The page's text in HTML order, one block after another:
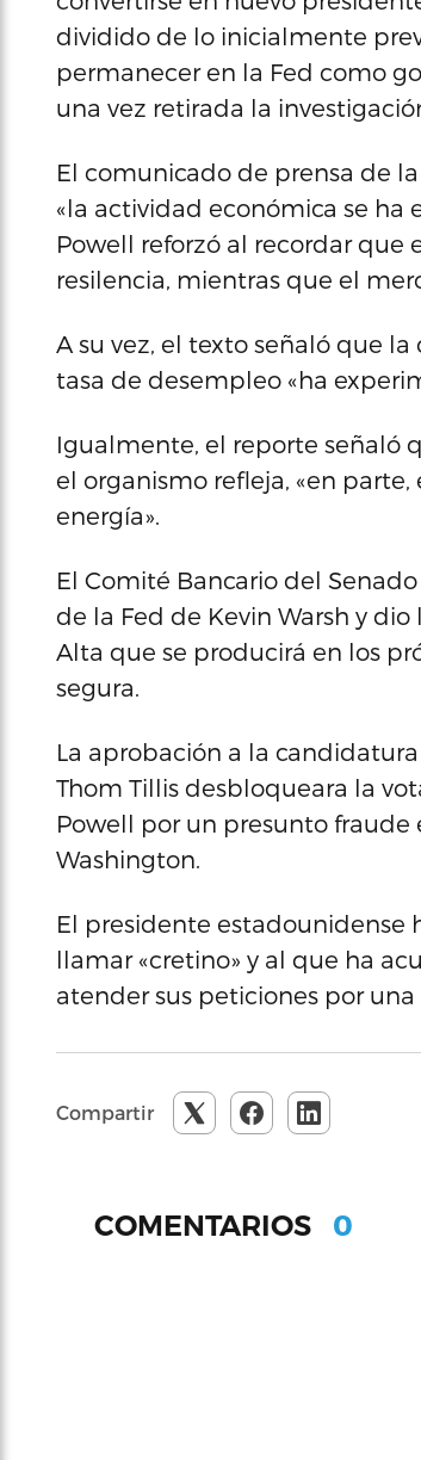
dividido de lo inicialmente
permanecer en la Fed como
una vez retirada la
El comunicado de prensa de
«la actividad económica se ha
Powell reforzó al recordar que
resilencia, mientras que el
A su vez, el texto señaló que
tasa de desempleo «ha
Igualmente, el reporte señaló
el organismo refleja, «en
energía».
El Comité Bancario del
de la Fed de Kevin Warsh y
Alta que se producirá en los
segura.
La aprobación a la
Thom Tillis desbloqueara la
Powell por un presunto
Washington.
El presidente estadounidense
llamar «cretino» y al que ha
atender sus peticiones por
Compartir
COMENTARIOS 0